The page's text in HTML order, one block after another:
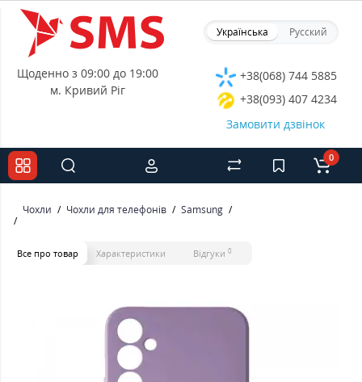
Українська Русский
Щоденно з 09:00 до 19:00
м. Кривий Ріг
+38(068) 744 5885
+38(093) 407 4234
Замовити дзвінок
0
Чохли Чохли для телефонів Samsung
Все про товар Характеристики Відгуки 0